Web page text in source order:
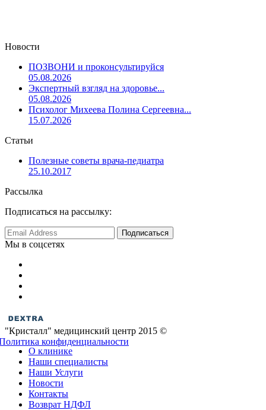
Новости
ПОЗВОНИ и проконсультируйся
05.08.2026
Экспертный взгляд на здоровье...
05.08.2026
Психолог Михеева Полина Сергеевна...
15.07.2026
Статьи
Полезные советы врача-педиатра
25.10.2017
Рассылка
Подписаться на рассылку:
Мы в соцсетях
"Кристалл" медицинский центр 2015 ©
конфиденциальности
О клинике
Наши специалисты
Наши Услуги
Новости
Контакты
Возврат НДФЛ